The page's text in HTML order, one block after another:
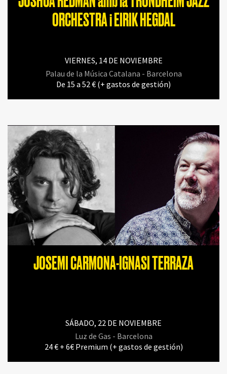
ORCHESTRA i EIRIK HEGDAL
VIERNES, 14 DE NOVIEMBRE
Palau de la Música Catalana - Barcelona
De 15 a 52 € (+ gastos de gestión)
JOSEMI CARMONA-IGNASI TERRAZA
SÁBADO, 22 DE NOVIEMBRE
Luz de Gas - Barcelona
24 € + 6€ Premium (+ gastos de gestión)